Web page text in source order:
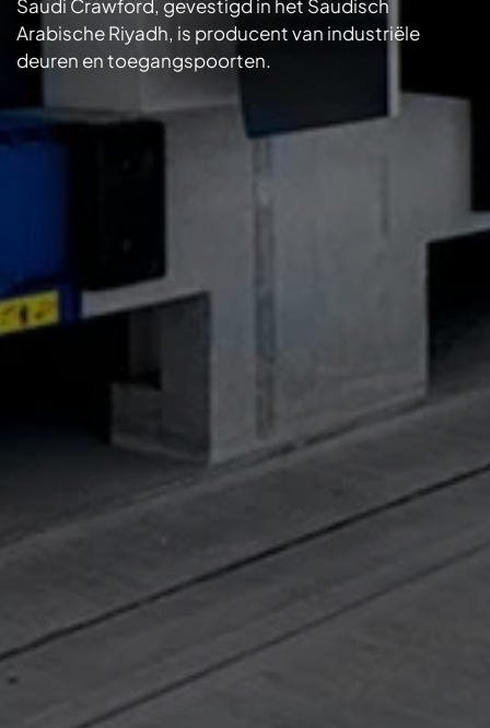
Saudi Crawford, gevestigd in het Saudisch
Arabische Riyadh, is producent van industriële
deuren en toegangspoorten.